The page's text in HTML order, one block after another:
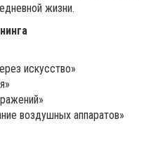
жизни.
искусство»
воздушных аппаратов»